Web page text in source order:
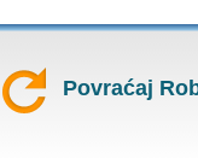
Povraćaj